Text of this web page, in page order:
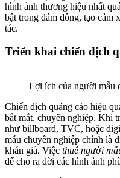
hình ảnh thương hiệu nhất
bật trong đám đông, tạo cảm
tác.
Triển khai chiến dịch
Lợi ích của người mẫu
Chiến dịch quảng cáo hiệu
bắt mắt, chuyên nghiệp. Khi
như billboard, TVC, hoặc
mẫu chuyên nghiệp chính là
khán giả. Việc thuê người
để cho ra đời các hình ảnh